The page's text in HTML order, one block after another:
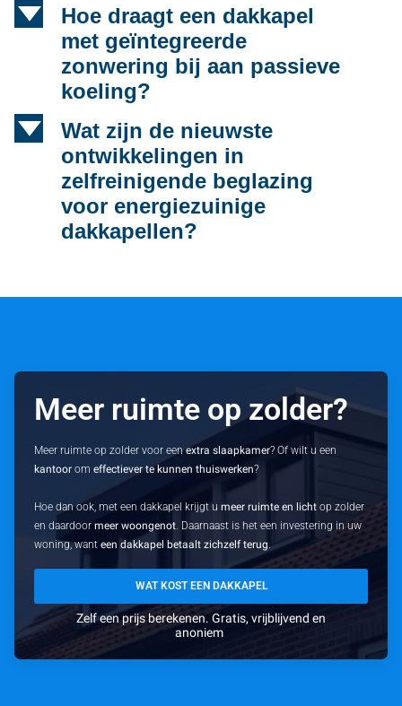
d
Hoe draagt een dakkapel
met geïntegreerde
zonwering bij aan passieve
koeling?
d
Wat zijn de nieuwste
ontwikkelingen in
zelfreinigende beglazing
voor energiezuinige
dakkapellen?
Meer ruimte op zolder?
Meer ruimte op zolder voor eenextra slaapkamer? Of wilt u een
kantoor omeffectiever te kunnen thuiswerken?
Hoe dan ook, met een dakkapel krijgt umeer ruimte en licht op zolder
en daardoormeer woongenot. Daarnaast is het een investering in uw
woning, wanteen dakkapel betaalt zichzelf terug.
WAT KOST EEN DAKKAPEL
Zelf een prijs berekenen. Gratis, vrijblijvend en
anoniem